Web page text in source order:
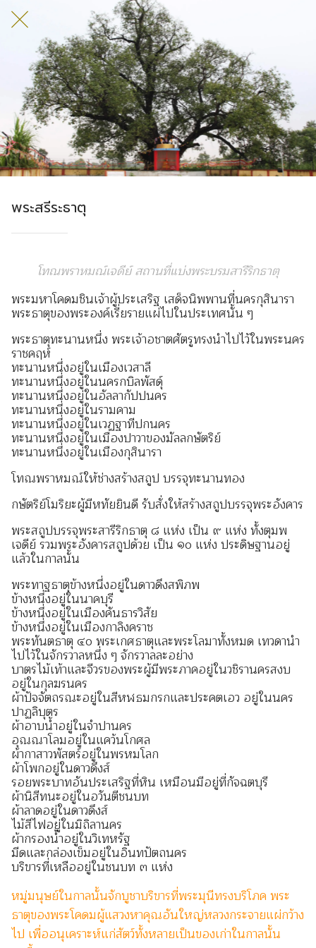
พระสรีระธาตุ
โทณพราหมณ์เจดีย์ สถานที่แบ่งพระบรมสารีริกธาตุ
พระมหาโคดมชินเจ้าผู้ประเสริฐ เสด็จนิพพานที่นครกุสินารา
พระธาตุของพระองค์เรี่ยรายแผ่ไปในประเทศนั้น ๆ
พระธาตุทะนานหนึ่ง พระเจ้าอชาตศัตรูทรงนำไปไว้ในพระนคร
ราชคฤห์
ทะนานหนึ่งอยู่ในเมืองเวสาลี
ทะนานหนึ่งอยู่ในนครกบิลพัสดุ์
ทะนานหนึ่งอยู่ในอัลลากัปปนคร
ทะนานหนึ่งอยู่ในรามคาม
ทะนานหนึ่งอยู่ในเวฏฐาทีปกนคร
ทะนานหนึ่งอยู่ในเมืองปาวาของมัลลกษัตริย์
ทะนานหนึ่งอยู่ในเมืองกุสินารา
โทณพราหมณ์ให้ช่างสร้างสถูป บรรจุทะนานทอง
กษัตริย์โมริยะผู้มีหทัยยินดี รับสั่งให้สร้างสถูปบรรจุพระอังคาร
พระสถูปบรรจุพระสารีริกธาตุ ๘ แห่ง เป็น ๙ แห่ง ทั้งตุมพ
เจดีย์ รวมพระอังคารสถูปด้วย เป็น ๑๐ แห่ง ประดิษฐานอยู่
แล้วในกาลนั้น
พระทาฐธาตุข้างหนึ่งอยู่ในดาวดึงสพิภพ
ข้างหนึ่งอยู่ในนาคบุรี
ข้างหนึ่งอยู่ในเมืองคันธารวิสัย
ข้างหนึ่งอยู่ในเมืองกาลิงคราช
พระทันตธาตุ ๔๐ พระเกศธาตุและพระโลมาทั้งหมด เทวดานำ
ไปไว้ในจักรวาลหนึ่ง ๆ จักรวาลละอย่าง
บาตรไม้เท้าและจีวรของพระผู้มีพระภาคอยู่ในวชิรานครสงบ
อยู่ในกุลฆรนคร
ผ้าปัจจัตถรณะอยู่ในสีหฬธมกรกและประคตเอว อยู่ในนคร
ปาฏลิบุตร
ผ้าอาบน้ำอยู่ในจำปานคร
อุณณาโลมอยู่ในแคว้นโกศล
ผ้ากาสาวพัสตร์อยู่ในพรหมโลก
ผ้าโพกอยู่ในดาวดึงส์
รอยพระบาทอันประเสริฐที่หิน เหมือนมีอยู่ที่กัจฉตบุรี
ผ้านิสีทนะอยู่ในอวันตีชนบท
ผ้าลาดอยู่ในดาวดึงส์
ไม้สีไฟอยู่ในมิถิลานคร
ผ้ากรองน้ำอยู่ในวิเทหรัฐ
มีดและกล่องเข็มอยู่ในอินทปัตถนคร
บริขารที่เหลืออยู่ในชนบท ๓ แห่ง
หมู่มนุษย์ในกาลนั้นจักบูชาบริขารที่พระมุนีทรงบริโภค พระ
ธาตุของพระโคดมผู้แสวงหาคุณอันใหญ่หลวงกระจายแผ่กว้าง
ไป เพื่ออนุเคราะห์แก่สัตว์ทั้งหลายเป็นของเก่าในกาลนั้น